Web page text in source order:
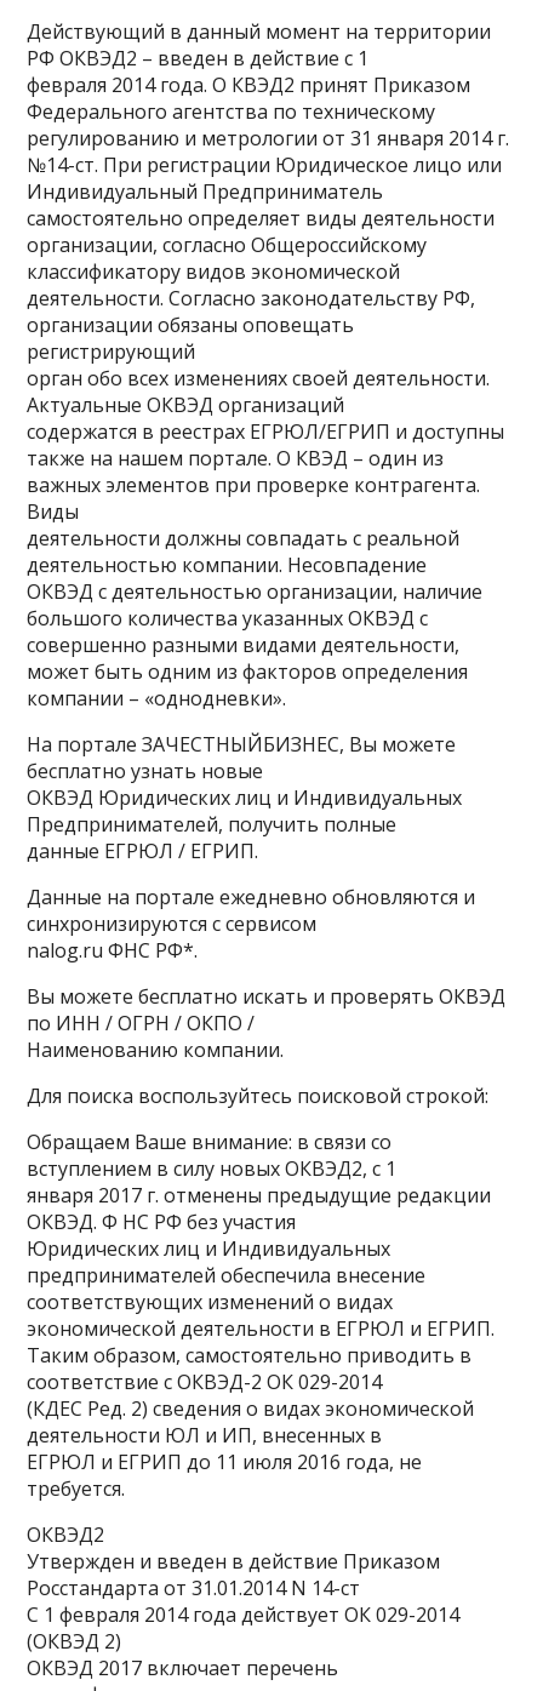
Действующий в данный момент на территории
РФ ОКВЭД2 – введен в действие с 1
февраля 2014 года. О КВЭД2 принят Приказом
Федерального агентства по техническому
регулированию и метрологии от 31 января 2014 г.
№14-ст. При регистрации Юридическое лицо или
Индивидуальный Предприниматель
самостоятельно определяет виды деятельности
организации, согласно Общероссийскому
классификатору видов экономической
деятельности. Согласно законодательству РФ,
организации обязаны оповещать
регистрирующий
орган обо всех изменениях своей деятельности.
Актуальные ОКВЭД организаций
содержатся в реестрах ЕГРЮЛ/ЕГРИП и доступны
также на нашем портале. О КВЭД – один из
важных элементов при проверке контрагента.
Виды
деятельности должны совпадать с реальной
деятельностью компании. Несовпадение
ОКВЭД с деятельностью организации, наличие
большого количества указанных ОКВЭД с
совершенно разными видами деятельности,
может быть одним из факторов определения
компании – «однодневки».
На портале ЗАЧЕСТНЫЙБИЗНЕС, Вы можете
бесплатно узнать новые
ОКВЭД Юридических лиц и Индивидуальных
Предпринимателей, получить полные
данные ЕГРЮЛ / ЕГРИП.
Данные на портале ежедневно обновляются и
синхронизируются с сервисом
nalog.ru ФНС РФ*.
Вы можете бесплатно искать и проверять ОКВЭД
по ИНН / ОГРН / ОКПО /
Наименованию компании.
Для поиска воспользуйтесь поисковой строкой:
Обращаем Ваше внимание: в связи со
вступлением в силу новых ОКВЭД2, с 1
января 2017 г. отменены предыдущие редакции
ОКВЭД. Ф НС РФ без участия
Юридических лиц и Индивидуальных
предпринимателей обеспечила внесение
соответствующих изменений о видах
экономической деятельности в ЕГРЮЛ и ЕГРИП.
Таким образом, самостоятельно приводить в
соответствие с ОКВЭД-2 ОК 029-2014
(КДЕС Ред. 2) сведения о видах экономической
деятельности ЮЛ и ИП, внесенных в
ЕГРЮЛ и ЕГРИП до 11 июля 2016 года, не
требуется.
ОКВЭД2
Утвержден и введен в действие Приказом
Росстандарта от 31.01.2014 N 14-ст
С 1 февраля 2014 года действует ОК 029-2014
(ОКВЭД 2)
ОКВЭД 2017 включает перечень